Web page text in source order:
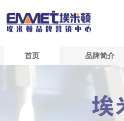
首页 品牌简介